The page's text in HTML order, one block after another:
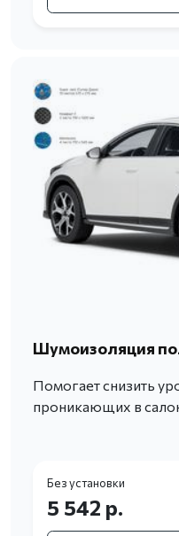
Шумоизоляция
Помогает снизить
проникающих в
Без установки
5 542 р.